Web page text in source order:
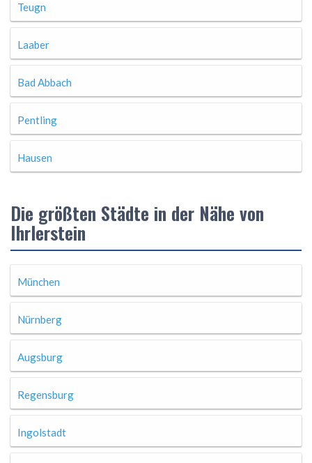
Teugn
Laaber
Bad Abbach
Pentling
Hausen
Die größten Städte in der Nähe von
Ihrlerstein
München
Nürnberg
Augsburg
Regensburg
Ingolstadt